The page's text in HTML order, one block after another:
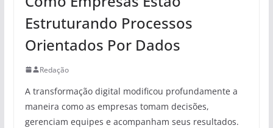
Estruturando Processos
Orientados Por Dados
Redação
A transformação digital modificou profundamente a
maneira como as empresas tomam decisões,
gerenciam equipes e acompanham seus resultados.